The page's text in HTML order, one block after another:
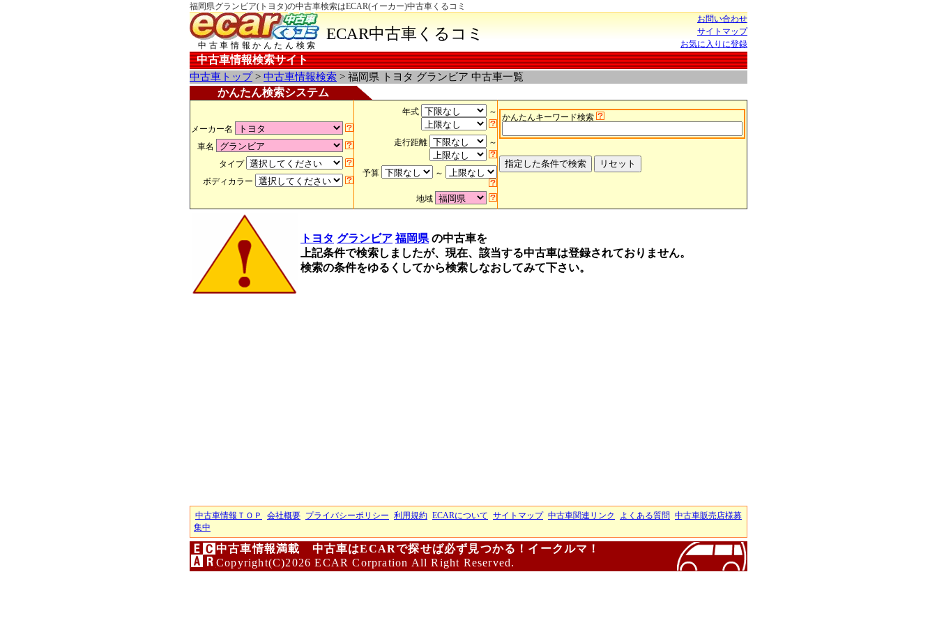
福岡県グランビア(トヨタ)の中古車検索はECAR(イーカー)中古車くるコミ
中古車情報かんたん検索
ECAR中古車くるコミ
お問い合わせ
サイトマップ
お気に入りに登録
中古車情報検索サイト
中古車トップ> 中古車情報検索 > 福岡県 トヨタ グランビア 中古車一覧
かんたん検索システム
メーカー名
車名
タイプ
ボディカラー
年式 ～
走行距離 ～
予算 ～
地域
かんたんキーワード検索
トヨタ グランビア 福岡県 の中古車を
上記条件で検索しましたが、現在、該当する中古車は登録されておりません。
検索の条件をゆるくしてから検索しなおしてみて下さい。
中古車情報ＴＯＰ 会社概要 プライバシーポリシー 利用規約 ECARについて サイトマップ 中古車関連リンク よくある質問 中古車販売店様募
集中
中古車情報満載 中古車はECARで探せば必ず見つかる！イークルマ！
Copyright(C)2026 ECAR Corpration All Right Reserved.